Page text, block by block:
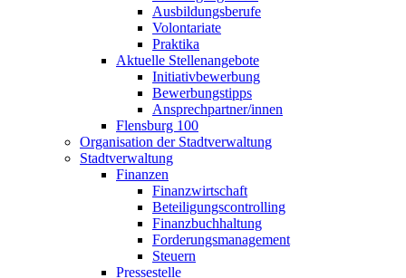
Ausbildungsberufe
Volontariate
Praktika
Aktuelle Stellenangebote
Initiativbewerbung
Bewerbungstipps
Ansprechpartner/innen
Flensburg 100
Organisation der Stadtverwaltung
Stadtverwaltung
Finanzen
Finanzwirtschaft
Beteiligungscontrolling
Finanzbuchhaltung
Forderungsmanagement
Steuern
Pressestelle